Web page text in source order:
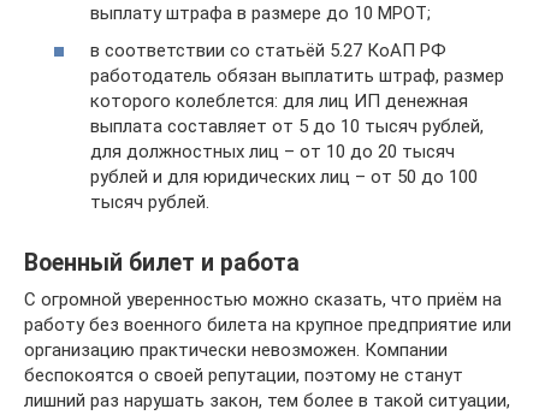
выплату штрафа в размере до 10 МРОТ;
в соответствии со статьёй 5.27 КоАП РФ
работодатель обязан выплатить штраф, размер
которого колеблется: для лиц ИП денежная
выплата составляет от 5 до 10 тысяч рублей,
для должностных лиц – от 10 до 20 тысяч
рублей и для юридических лиц – от 50 до 100
тысяч рублей.
Военный билет и работа
С огромной уверенностью можно сказать, что приём на
работу без военного билета на крупное предприятие или
организацию практически невозможен. Компании
беспокоятся о своей репутации, поэтому не станут
лишний раз нарушать закон, тем более в такой ситуации,